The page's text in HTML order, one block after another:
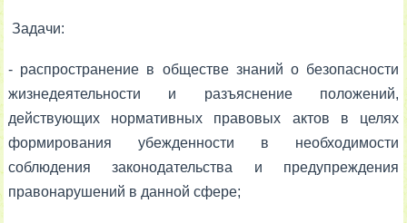
Задачи:
- распространение в обществе знаний о безопасности
жизнедеятельности и разъяснение положений,
действующих нормативных правовых актов в целях
формирования убежденности в необходимости
соблюдения законодательства и предупреждения
правонарушений в данной сфере;